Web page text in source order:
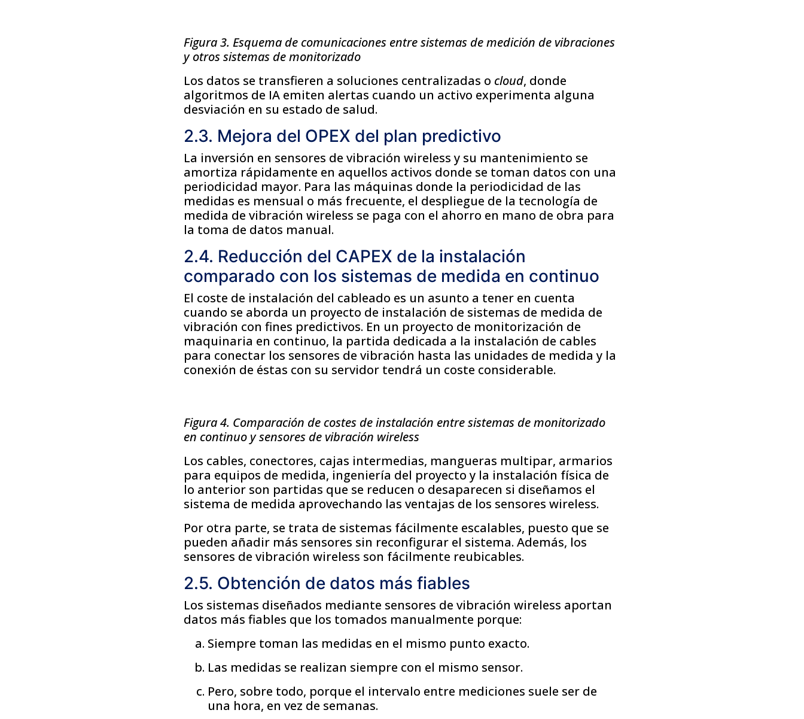
Figura 3. Esquema de comunicaciones entre sistemas de medición de vibraciones
y otros sistemas de monitorizado
Los datos se transfieren a soluciones centralizadas o cloud, donde
algoritmos de IA emiten alertas cuando un activo experimenta alguna
desviación en su estado de salud.
2.3. Mejora del OPEX del plan predictivo
La inversión en sensores de vibración wireless y su mantenimiento se
amortiza rápidamente en aquellos activos donde se toman datos con una
periodicidad mayor. Para las máquinas donde la periodicidad de las
medidas es mensual o más frecuente, el despliegue de la tecnología de
medida de vibración wireless se paga con el ahorro en mano de obra para
la toma de datos manual.
2.4. Reducción del CAPEX de la instalación
comparado con los sistemas de medida en continuo
El coste de instalación del cableado es un asunto a tener en cuenta
cuando se aborda un proyecto de instalación de sistemas de medida de
vibración con fines predictivos. En un proyecto de monitorización de
maquinaria en continuo, la partida dedicada a la instalación de cables
para conectar los sensores de vibración hasta las unidades de medida y la
conexión de éstas con su servidor tendrá un coste considerable.
Figura 4. Comparación de costes de instalación entre sistemas de monitorizado
en continuo y sensores de vibración wireless
Los cables, conectores, cajas intermedias, mangueras multipar, armarios
para equipos de medida, ingeniería del proyecto y la instalación física de
lo anterior son partidas que se reducen o desaparecen si diseñamos el
sistema de medida aprovechando las ventajas de los sensores wireless.
Por otra parte, se trata de sistemas fácilmente escalables, puesto que se
pueden añadir más sensores sin reconfigurar el sistema. Además, los
sensores de vibración wireless son fácilmente reubicables.
2.5. Obtención de datos más fiables
Los sistemas diseñados mediante sensores de vibración wireless aportan
datos más fiables que los tomados manualmente porque:
Siempre toman las medidas en el mismo punto exacto.
Las medidas se realizan siempre con el mismo sensor.
Pero, sobre todo, porque el intervalo entre mediciones suele ser de
una hora, en vez de semanas.